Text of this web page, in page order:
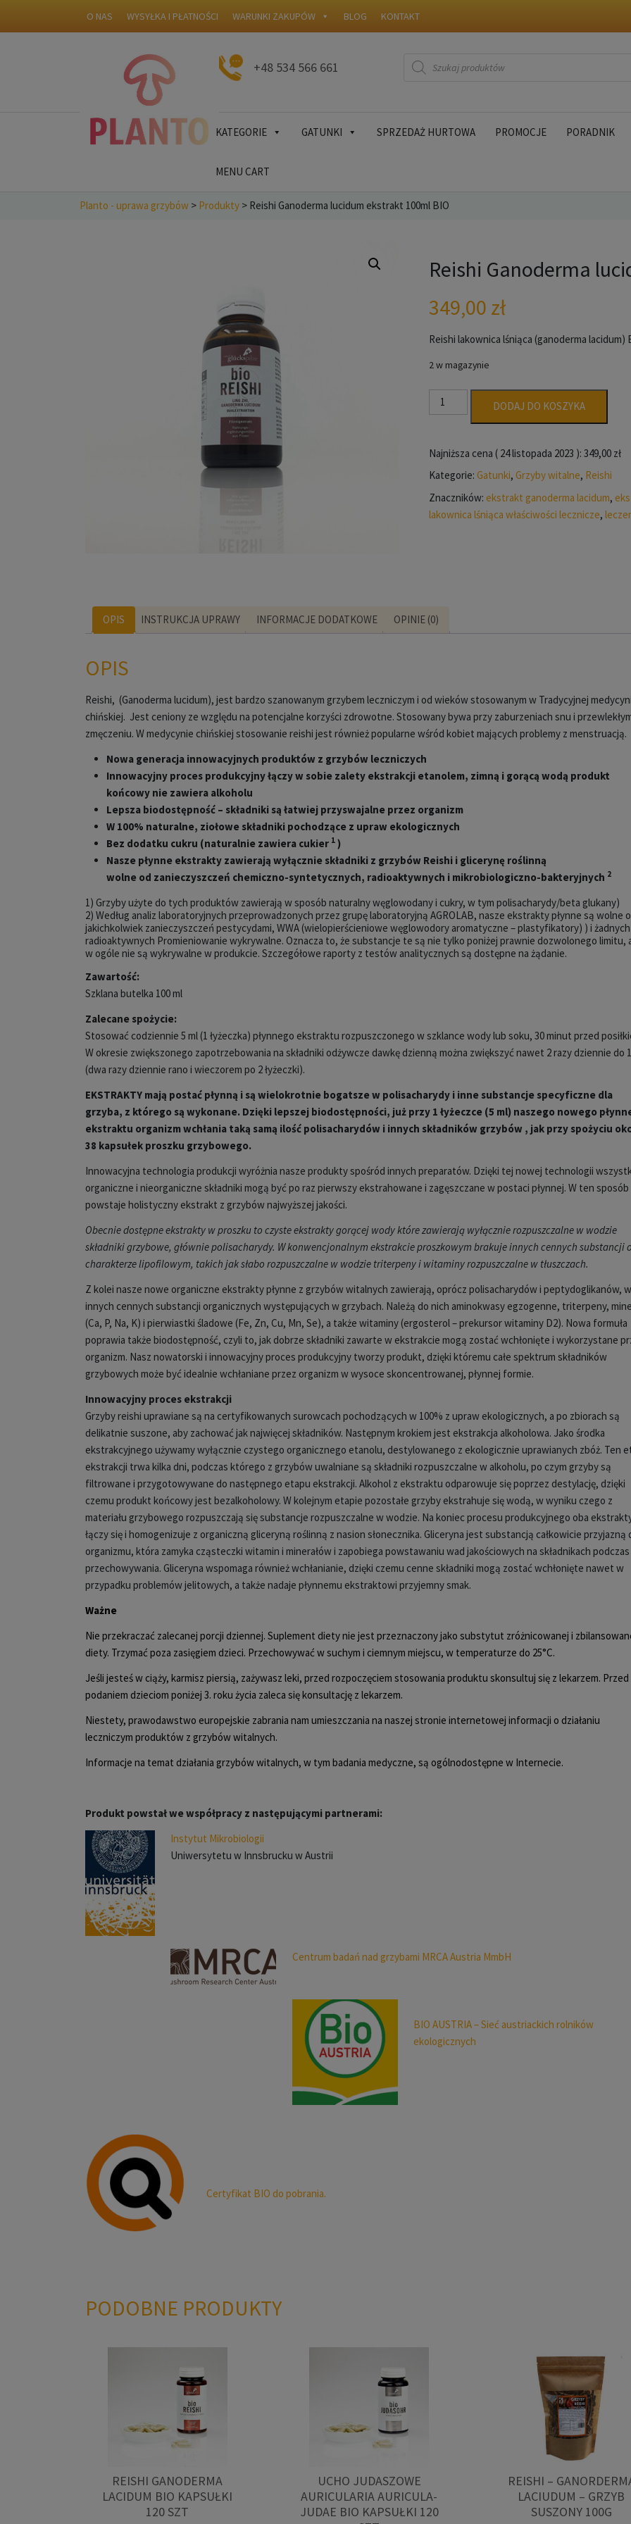
O NAS WYSYŁKA I PŁATNOŚCI WARUNKI ZAKUPÓW BLOG KONTAKT
+48 534 566 661
Wyszukiwarka
produktów
KATEGORIE GATUNKI SPRZEDAŻ HURTOWA PROMOCJE PORADNIK
MENU CART
Planto - uprawa grzybów > Produkty > Reishi Ganoderma lucidum ekstrakt 100ml BIO
Reishi Ganoderma
349,00 zł
Reishi lakownica lśniąca (ganoderma lacidum)
2 w magazynie
ilość
Reishi
lucidum
100ml
BIO
DODAJ DO KOSZYKA
Najniższa cena ( 24 listopada 2023 ):349,00 zł
Kategorie:Gatunki,Grzyby witalne, Reishi
Znaczników: ekstrakt ganoderma lacidum,
lakownica lśniąca właściwości lecznicze,
OPIS INSTRUKCJA UPRAWY INFORMACJE DODATKOWE OPINIE (0)
OPIS
Reishi, (Ganoderma lucidum), jest bardzo szanowanym grzybem leczniczym i od wieków stosowanym w Tradycyjnej
chińskiej. Jest ceniony ze względu na potencjalne korzyści zdrowotne. Stosowany bywa przy zaburzeniach snu i
zmęczeniu. W medycynie chińskiej stosowanie reishi jest również popularne wśród kobiet mających problemy z menstruacją.
Nowa generacja innowacyjnych produktów z grzybów leczniczych
Innowacyjny proces produkcyjny łączy w sobie zalety ekstrakcji etanolem, zimną i gorącą wodą produkt
końcowy nie zawiera alkoholu
Lepsza biodostępność – składniki są łatwiej przyswajalne przez organizm
W 100% naturalne, ziołowe składniki pochodzące z upraw ekologicznych
Bez dodatku cukru (naturalnie zawiera cukier 1)
Nasze płynne ekstrakty zawierają wyłącznie składniki z grzybów Reishi i glicerynę roślinną
wolne od zanieczyszczeń chemiczno-syntetycznych, radioaktywnych i mikrobiologiczno-bakteryjnych 2
1) Grzyby użyte do tych produktów zawierają w sposób naturalny węglowodany i cukry, w tym polisacharydy/beta glukany)
2) Według analiz laboratoryjnych przeprowadzonych przez grupę laboratoryjną AGROLAB, nasze ekstrakty płynne są wolne
jakichkolwiek zanieczyszczeń pestycydami, WWA (wielopierścieniowe węglowodory aromatyczne – plastyfikatory) ) i żadnych
radioaktywnych Promieniowanie wykrywalne. Oznacza to, że substancje te są nie tylko poniżej prawnie dozwolonego limitu,
w ogóle nie są wykrywalne w produkcie. Szczegółowe raporty z testów analitycznych są dostępne na żądanie.
Zawartość:
Szklana butelka 100 ml
Zalecane spożycie:
Stosować codziennie 5 ml (1 łyżeczka) płynnego ekstraktu rozpuszczonego w szklance wody lub soku, 30 minut przed
W okresie zwiększonego zapotrzebowania na składniki odżywcze dawkę dzienną można zwiększyć nawet 2 razy dziennie do
(dwa razy dziennie rano i wieczorem po 2 łyżeczki).
EKSTRAKTYmają postać płynną i są wielokrotnie bogatsze w polisacharydy i inne substancje specyficzne dla
grzyba, z którego są wykonane. Dzięki lepszej biodostępności, już przy 1 łyżeczce (5 ml) naszego nowego
ekstraktu organizm wchłania taką samą ilość polisacharydów i innych składników grzybów , jak przy spożyciu
38 kapsułek proszku grzybowego.
Innowacyjna technologia produkcji wyróżnia nasze produkty spośród innych preparatów. Dzięki tej nowej technologii
organiczne i nieorganiczne składniki mogą być po raz pierwszy ekstrahowane i zagęszczane w postaci płynnej. W ten sposób
powstaje holistyczny ekstrakt z grzybów najwyższej jakości.
Obecnie dostępne ekstrakty w proszku to czyste ekstrakty gorącej wody które zawierają wyłącznie rozpuszczalne w wodzie
składniki grzybowe, głównie polisacharydy. W konwencjonalnym ekstrakcie proszkowym brakuje innych cennych substancji
charakterze lipofilowym, takich jak słabo rozpuszczalne w wodzie triterpeny i witaminy rozpuszczalne w tłuszczach.
Z kolei nasze nowe organiczne ekstrakty płynne z grzybów witalnych zawierają, oprócz polisacharydów i peptydoglikanów,
innych cennych substancji organicznych występujących w grzybach. Należą do nich aminokwasy egzogenne, triterpeny,
(Ca, P, Na, K) i pierwiastki śladowe (Fe, Zn, Cu, Mn, Se), a także witaminy (ergosterol – prekursor witaminy D2). Nowa formuła
poprawia także biodostępność, czyli to, jak dobrze składniki zawarte w ekstrakcie mogą zostać wchłonięte i wykorzystane
organizm. Nasz nowatorski i innowacyjny proces produkcyjny tworzy produkt, dzięki któremu całe spektrum składników
grzybowych może być idealnie wchłaniane przez organizm w wysoce skoncentrowanej, płynnej formie.
Innowacyjny proces ekstrakcji
Grzyby reishi uprawiane są na certyfikowanych surowcach pochodzących w 100% z upraw ekologicznych, a po zbiorach są
delikatnie suszone, aby zachować jak najwięcej składników. Następnym krokiem jest ekstrakcja alkoholowa. Jako środka
ekstrakcyjnego używamy wyłącznie czystego organicznego etanolu, destylowanego z ekologicznie uprawianych zbóż. Ten
ekstrakcji trwa kilka dni, podczas którego z grzybów uwalniane są składniki rozpuszczalne w alkoholu, po czym grzyby są
filtrowane i przygotowywane do następnego etapu ekstrakcji. Alkohol z ekstraktu odparowuje się poprzez destylację, dzięki
czemu produkt końcowy jest bezalkoholowy. W kolejnym etapie pozostałe grzyby ekstrahuje się wodą, w wyniku czego z
materiału grzybowego rozpuszczają się substancje rozpuszczalne w wodzie. Na koniec procesu produkcyjnego oba
łączy się i homogenizuje z organiczną gliceryną roślinną z nasion słonecznika. Gliceryna jest substancją całkowicie przyjazną
organizmu, która zamyka cząsteczki witamin i minerałów i zapobiega powstawaniu wad jakościowych na składnikach podczas
przechowywania. Gliceryna wspomaga również wchłanianie, dzięki czemu cenne składniki mogą zostać wchłonięte nawet w
przypadku problemów jelitowych, a także nadaje płynnemu ekstraktowi przyjemny smak.
Ważne
Nie przekraczać zalecanej porcji dziennej. Suplement diety nie jest przeznaczony jako substytut zróżnicowanej i
diety. Trzymać poza zasięgiem dzieci. Przechowywać w suchym i ciemnym miejscu, w temperaturze do 25°C.
Jeśli jesteś w ciąży, karmisz piersią, zażywasz leki, przed rozpoczęciem stosowania produktu skonsultuj się z lekarzem. Przed
podaniem dzieciom poniżej 3. roku życia zaleca się konsultację z lekarzem.
Niestety, prawodawstwo europejskie zabrania nam umieszczania na naszej stronie internetowej informacji o działaniu
leczniczym produktów z grzybów witalnych.
Informacje na temat działania grzybów witalnych, w tym badania medyczne, są ogólnodostępne w Internecie.
Produkt powstał we współpracy z następującymi partnerami:
Instytut Mikrobiologii
Uniwersytetu w Innsbrucku w Austrii
Centrum badań nad grzybami MRCA Austria MmbH
BIO AUSTRIA – Sieć austriackich rolników
ekologicznych
Certyfikat BIO do pobrania.
PODOBNE PRODUKTY
REISHI GANODERMA
LACIDUM BIO KAPSUŁKI
120 SZT
UCHO JUDASZOWE
AURICULARIA AURICULA-
JUDAE BIO KAPSUŁKI 120
REISHI –
LACIUDUM – GRZYB
SUSZONY 100G